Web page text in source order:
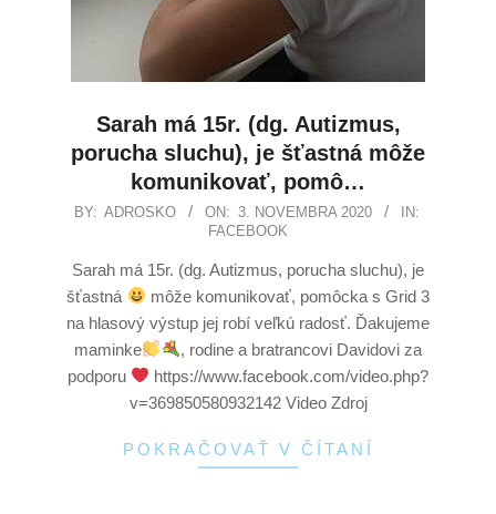
Sarah má 15r. (dg. Autizmus,
porucha sluchu), je šťastná môže
komunikovať, pomô…
BY: ADROSKO ON: 3. NOVEMBRA 2020
IN:
FACEBOOK
Sarah má 15r. (dg. Autizmus, porucha sluchu), je
šťastná
môže komunikovať, pomôcka s Grid 3
na hlasový výstup jej robí veľkú radosť. Ďakujeme
maminke
, rodine a bratrancovi Davidovi za
podporu
https://www.facebook.com/video.php?
v=369850580932142 Video Zdroj
POKRAČOVAŤ V ČÍTANÍ